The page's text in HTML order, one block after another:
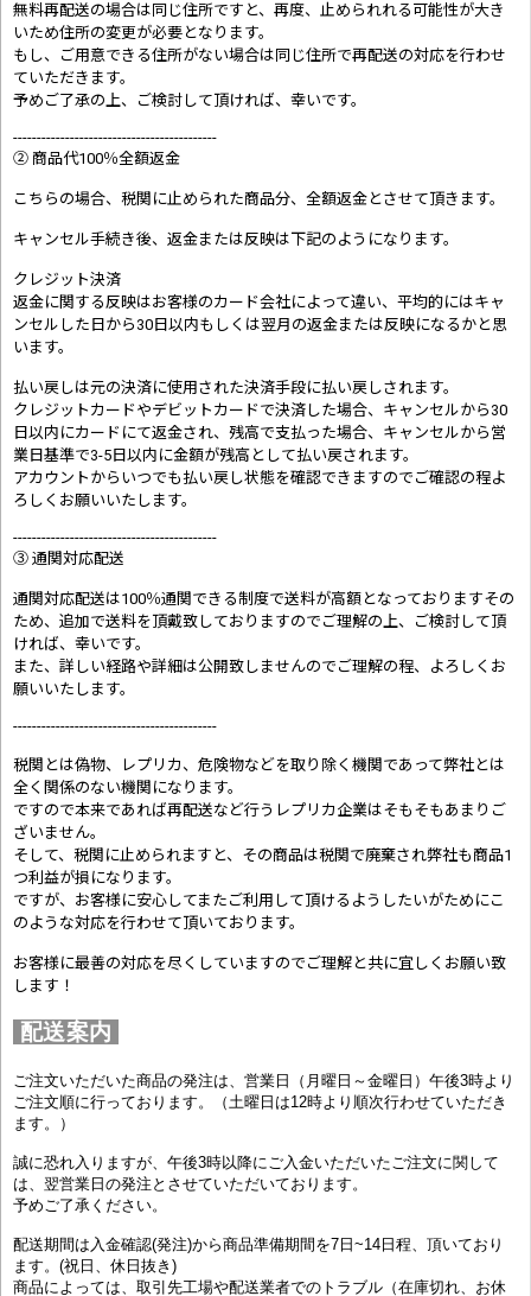
無料再配送の場合は同じ住所ですと、再度、止められれる可能性が大き
いため住所の変更が必要となります。
もし、ご用意できる住所がない場合は同じ住所で再配送の対応を行わせ
ていただきます。
予めご了承の上、ご検討して頂ければ、幸いです。
-------------------------------------------
② 商品代100％全額返金
こちらの場合、税関に止められた商品分、全額返金とさせて頂きます。
キャンセル手続き後、返金または反映は下記のようになります。
クレジット決済
返金に関する反映はお客様のカード会社によって違い、平均的にはキャ
ンセルした日から30日以内もしくは翌月の返金または反映になるかと思
います。
払い戻しは元の決済に使用された決済手段に払い戻しされます。
クレジットカードやデビットカードで決済した場合、キャンセルから30
日以内にカードにて返金され、残高で支払った場合、キャンセルから営
業日基準で3-5日以内に金額が残高として払い戻されます。
アカウントからいつでも払い戻し状態を確認できますのでご確認の程よ
ろしくお願いいたします。
-------------------------------------------
③ 通関対応配送
通関対応配送は100％通関できる制度で送料が高額となっておりますその
ため、追加で送料を頂戴致しておりますのでご理解の上、ご検討して頂
ければ、幸いです。
また、詳しい経路や詳細は公開致しませんのでご理解の程、よろしくお
願いいたします。
-------------------------------------------
税関とは偽物、レプリカ、危険物などを取り除く機関であって弊社とは
全く関係のない機関になります。
ですので本来であれば再配送など行うレプリカ企業はそもそもあまりご
ざいません。
そして、税関に止められますと、その商品は税関で廃棄され弊社も商品1
つ利益が損になります。
ですが、お客様に安心してまたご利用して頂けるようしたいがためにこ
のような対応を行わせて頂いております。
お客様に最善の対応を尽くしていますのでご理解と共に宜しくお願い致
します！
配送案内
ご注文いただいた商品の発注は、営業日（月曜日～金曜日）午後3時より
ご注文順に行っております。（土曜日は12時より順次行わせていただき
ます。）
誠に恐れ入りますが、午後3時以降にご入金いただいたご注文に関して
は、翌営業日の発注とさせていただいております。
予めご了承ください。
配送期間は入金確認(発注)から商品準備期間を7日~14日程、頂いており
ます。(祝日、休日抜き)
商品によっては、取引先工場や配送業者でのトラブル（在庫切れ、お休